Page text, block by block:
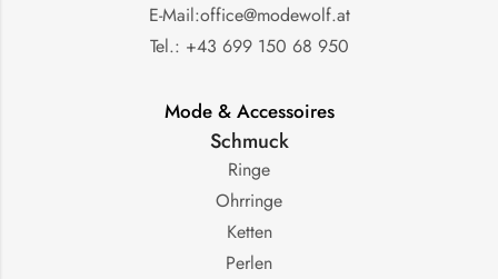
E-Mail:office@modewolf.at
Tel.: +43 699 150 68 950
Mode & Accessoires
Schmuck
Ringe
Ohrringe
Ketten
Perlen